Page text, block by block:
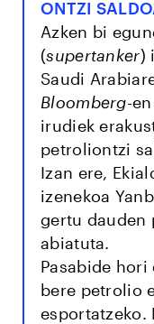
ONTZI
Azken bi
(supertanker)
Saudi
Bloomberg-
irudiek
petroliontzi
Izan ere,
izenekoa
gertu dauden
abiatuta.
Pasabide
bere petrolio
esportatzeko.